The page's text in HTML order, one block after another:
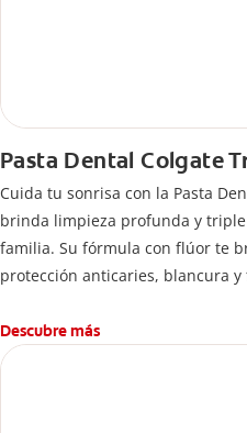
Pasta Dental Colgate
Cuida tu sonrisa con la Pasta
brinda limpieza profunda y
familia. Su fórmula con flúor te
protección anticaries, blancura y
Descubre más